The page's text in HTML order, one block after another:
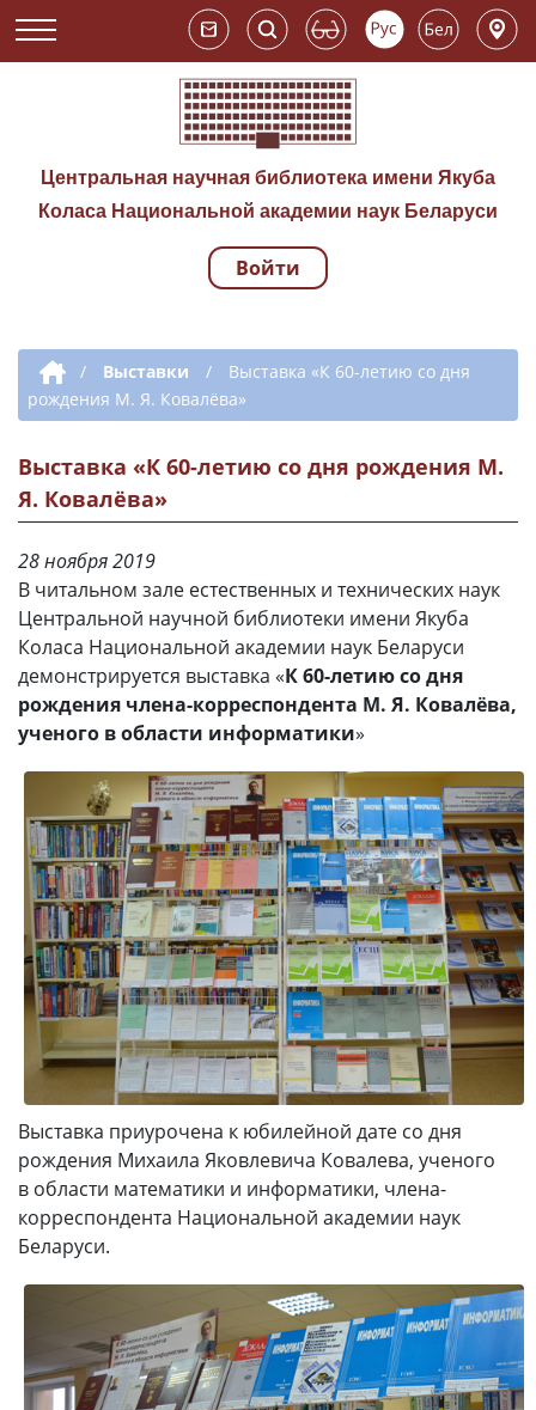
Центральная научная библиотека имени Якуба
Коласа Национальной академии наук Беларуси
Навигация по
Войти
Дополнительная навигация
/ Выставки /
Выставка «К 60-летию со дня
рождения М. Я. Ковалёва»
Выставка «К 60-летию со дня рождения М.
Я. Ковалёва»
28 ноября 2019
В читальном зале естественных и технических наук
Центральной научной библиотеки имени Якуба
Коласа Национальной академии наук Беларуси
демонстрируется выставка «К 60-летию со дня
рождения члена-корреспондента М. Я. Ковалёва,
ученого в области информатики»
Выставка приурочена к юбилейной дате со дня
рождения Михаила Яковлевича Ковалева, ученого
в области математики и информатики, члена-
корреспондента Национальной академии наук
Беларуси.